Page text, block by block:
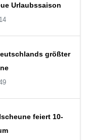
Urlaubssaison
größter
feiert 10-